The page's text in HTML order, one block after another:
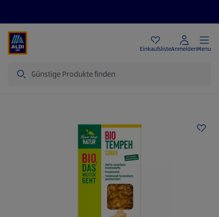
EinkaufslisteAnmeldenMenu